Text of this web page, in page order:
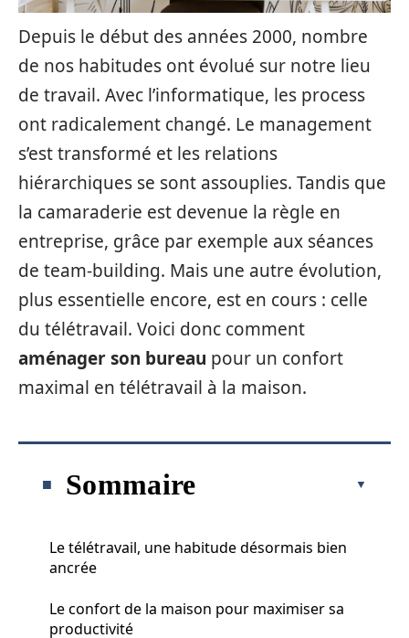
Depuis le début des années 2000, nombre
de nos habitudes ont évolué sur notre lieu
de travail. Avec l’informatique, les process
ont radicalement changé. Le management
s’est transformé et les relations
hiérarchiques se sont assouplies. Tandis que
la camaraderie est devenue la règle en
entreprise, grâce par exemple aux séances
de team-building. Mais une autre évolution,
plus essentielle encore, est en cours : celle
du télétravail. Voici donc comment
aménager son bureau pour un confort
maximal en télétravail à la maison.
Sommaire
Le télétravail, une habitude désormais bien
ancrée
Le confort de la maison pour maximiser sa
productivité